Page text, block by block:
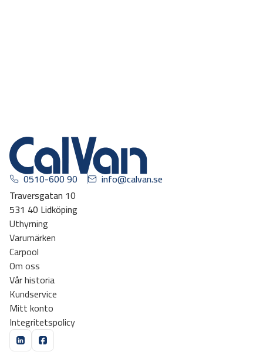
0510-600 90
info@calvan.se
Traversgatan 10
531 40 Lidköping
Uthyrning
Varumärken
Carpool
Om oss
Vår historia
Kundservice
Mitt konto
Integritetspolicy